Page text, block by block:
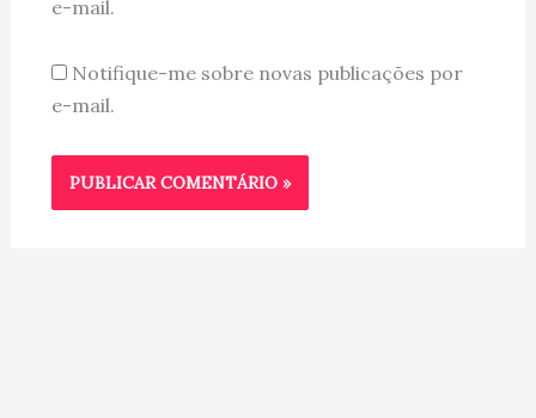
e-mail.
Notifique-me sobre novas publicações por
e-mail.